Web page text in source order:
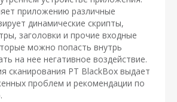
приложению различные
динамические скрипты,
заголовки и прочие входные
можно попасть внутрь
на нее негативное воздействие.
сканирования PT BlackBox выдает
проблем и рекомендации по